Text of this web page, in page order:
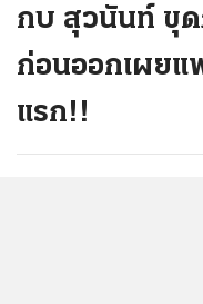
กบ สุวนันท์ ขุ
ก่อนออกเผยแ
แรก!!